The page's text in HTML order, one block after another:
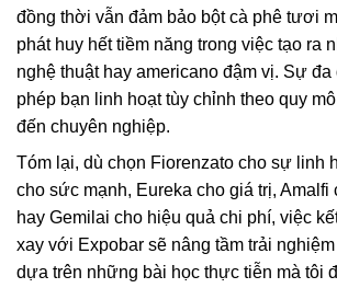
đồng thời vẫn đảm bảo bột cà phê tươi
phát huy hết tiềm năng trong việc tạo ra
nghệ thuật hay americano đậm vị. Sự đa
phép bạn linh hoạt tùy chỉnh theo quy
đến chuyên nghiệp.
Tóm lại, dù chọn Fiorenzato cho sự linh
cho sức mạnh, Eureka cho giá trị, Amalfi
hay Gemilai cho hiệu quả chi phí, việc
xay với Expobar sẽ nâng tầm trải
dựa trên những bài học thực tiễn mà tôi